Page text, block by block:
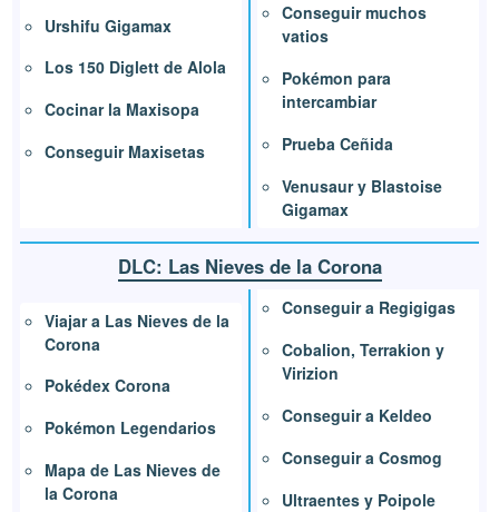
Urshifu Gigamax
Los 150 Diglett de Alola
Cocinar la Maxisopa
Conseguir Maxisetas
Conseguir muchos
vatios
Pokémon para
intercambiar
Prueba Ceñida
Venusaur y Blastoise
Gigamax
DLC: Las Nieves de la Corona
Viajar a Las Nieves de la
Corona
Pokédex Corona
Pokémon Legendarios
Mapa de Las Nieves de
la Corona
Conseguir a Regigigas
Cobalion, Terrakion y
Virizion
Conseguir a Keldeo
Conseguir a Cosmog
Ultraentes y Poipole